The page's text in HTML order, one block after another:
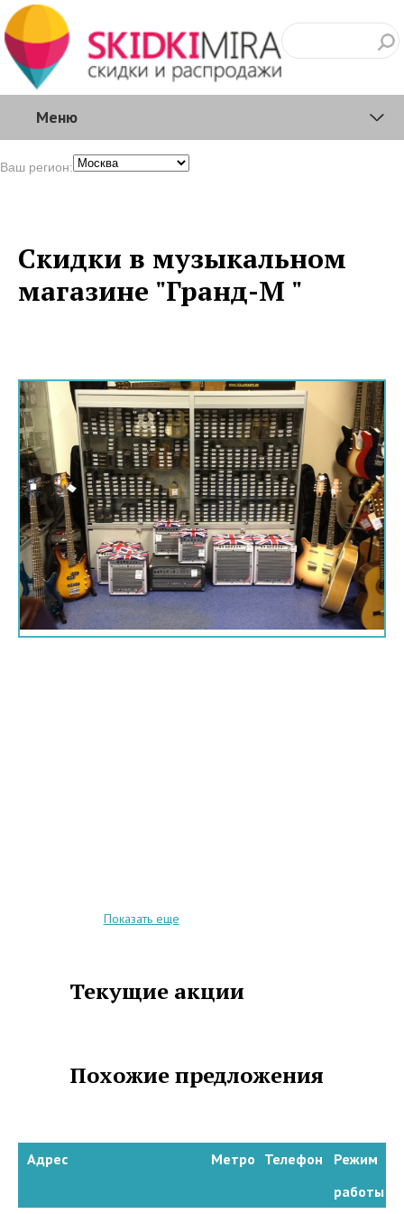
Меню
Ваш регион:
Скидки в музыкальном
магазине "Гранд-М "
Показать еще
Текущие акции
Похожие предложения
Адрес Метро Телефон
Режим
работы